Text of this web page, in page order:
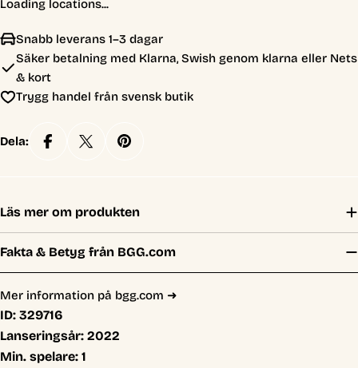
Loading locations...
Snabb leverans 1–3 dagar
Säker betalning med Klarna, Swish genom klarna eller Nets
& kort
Trygg handel från svensk butik
Dela:
Läs mer om produkten
Fakta & Betyg från BGG.com
Mer information på bgg.com ➜
ID: 329716
Lanseringsår: 2022
Min. spelare: 1